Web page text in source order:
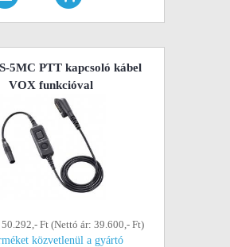
5MC PTT kapcsoló kábel
VOX funkcióval
Ft (Nettó ár: 39.600,- Ft)
közvetlenül a gyártó